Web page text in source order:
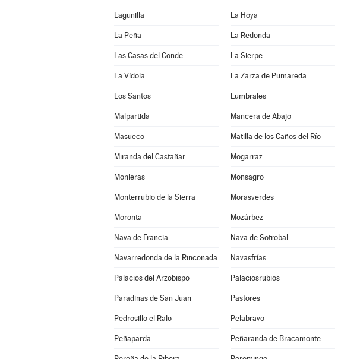
Lagunilla La Hoya
La Peña La Redonda
Las Casas del Conde La Sierpe
La Vídola La Zarza de Pumareda
Los Santos Lumbrales
Malpartida Mancera de Abajo
Masueco Matilla de los Caños del Río
Miranda del Castañar Mogarraz
Monleras Monsagro
Monterrubio de la Sierra Morasverdes
Moronta Mozárbez
Nava de Francia Nava de Sotrobal
Navarredonda de la Rinconada Navasfrías
Palacios del Arzobispo Palaciosrubios
Paradinas de San Juan Pastores
Pedrosillo el Ralo Pelabravo
Peñaparda Peñaranda de Bracamonte